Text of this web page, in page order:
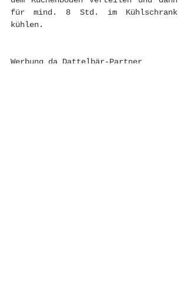
für mind. 8 Std. im Kühlschrank
kühlen.
Werbung da Dattelbär-Partner